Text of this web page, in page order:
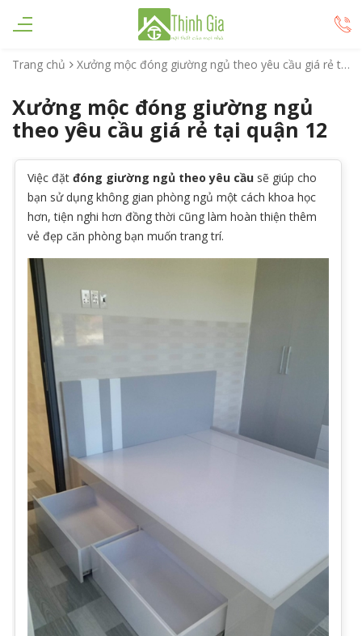
Trang chủ Xưởng mộc đóng giường ngủ theo yêu cầu giá rẻ tại quận 12
Xưởng mộc đóng giường ngủ
theo yêu cầu giá rẻ tại quận 12
Việc đặt đóng giường ngủ theo yêu cầu sẽ giúp cho
bạn sử dụng không gian phòng ngủ một cách khoa học
hơn, tiện nghi hơn đồng thời cũng làm hoàn thiện thêm
vẻ đẹp căn phòng bạn muốn trang trí.